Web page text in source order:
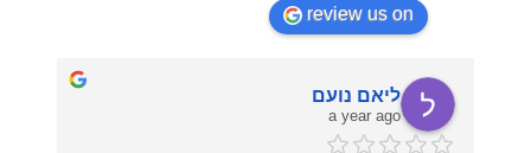
review us on
ליאם נועם
a year ago